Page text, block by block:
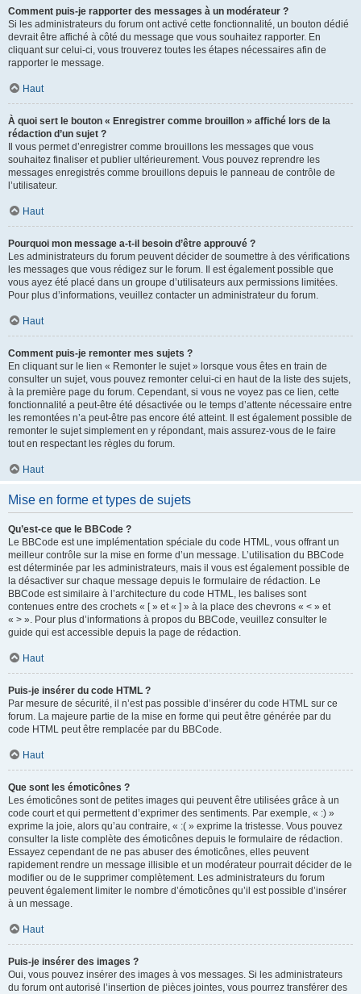
Comment puis-je rapporter des messages à un modérateur ?
Si les administrateurs du forum ont activé cette fonctionnalité, un bouton dédié
devrait être affiché à côté du message que vous souhaitez rapporter. En
cliquant sur celui-ci, vous trouverez toutes les étapes nécessaires afin de
rapporter le message.
Haut
À quoi sert le bouton « Enregistrer comme brouillon » affiché lors de la
rédaction d’un sujet ?
Il vous permet d’enregistrer comme brouillons les messages que vous
souhaitez finaliser et publier ultérieurement. Vous pouvez reprendre les
messages enregistrés comme brouillons depuis le panneau de contrôle de
l’utilisateur.
Haut
Pourquoi mon message a-t-il besoin d’être approuvé ?
Les administrateurs du forum peuvent décider de soumettre à des vérifications
les messages que vous rédigez sur le forum. Il est également possible que
vous ayez été placé dans un groupe d’utilisateurs aux permissions limitées.
Pour plus d’informations, veuillez contacter un administrateur du forum.
Haut
Comment puis-je remonter mes sujets ?
En cliquant sur le lien « Remonter le sujet » lorsque vous êtes en train de
consulter un sujet, vous pouvez remonter celui-ci en haut de la liste des sujets,
à la première page du forum. Cependant, si vous ne voyez pas ce lien, cette
fonctionnalité a peut-être été désactivée ou le temps d’attente nécessaire entre
les remontées n’a peut-être pas encore été atteint. Il est également possible de
remonter le sujet simplement en y répondant, mais assurez-vous de le faire
tout en respectant les règles du forum.
Haut
Mise en forme et types de sujets
Qu’est-ce que le BBCode ?
Le BBCode est une implémentation spéciale du code HTML, vous offrant un
meilleur contrôle sur la mise en forme d’un message. L’utilisation du BBCode
est déterminée par les administrateurs, mais il vous est également possible de
la désactiver sur chaque message depuis le formulaire de rédaction. Le
BBCode est similaire à l’architecture du code HTML, les balises sont
contenues entre des crochets « [ » et « ] » à la place des chevrons « < » et
« > ». Pour plus d’informations à propos du BBCode, veuillez consulter le
guide qui est accessible depuis la page de rédaction.
Haut
Puis-je insérer du code HTML ?
Par mesure de sécurité, il n’est pas possible d’insérer du code HTML sur ce
forum. La majeure partie de la mise en forme qui peut être générée par du
code HTML peut être remplacée par du BBCode.
Haut
Que sont les émoticônes ?
Les émoticônes sont de petites images qui peuvent être utilisées grâce à un
code court et qui permettent d’exprimer des sentiments. Par exemple, « :) »
exprime la joie, alors qu’au contraire, « :( » exprime la tristesse. Vous pouvez
consulter la liste complète des émoticônes depuis le formulaire de rédaction.
Essayez cependant de ne pas abuser des émoticônes, elles peuvent
rapidement rendre un message illisible et un modérateur pourrait décider de le
modifier ou de le supprimer complètement. Les administrateurs du forum
peuvent également limiter le nombre d’émoticônes qu’il est possible d’insérer
à un message.
Haut
Puis-je insérer des images ?
Oui, vous pouvez insérer des images à vos messages. Si les administrateurs
du forum ont autorisé l’insertion de pièces jointes, vous pourrez transférer des